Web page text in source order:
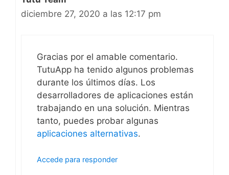
diciembre 27, 2020 a las 12:17 pm
Gracias por el amable comentario.
TutuApp ha tenido algunos problemas
durante los últimos días. Los
desarrolladores de aplicaciones están
trabajando en una solución. Mientras
tanto, puedes probar algunas
aplicaciones alternativas.
Accede para responder